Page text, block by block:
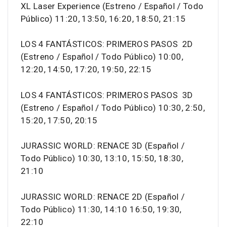
XL Laser Experience (Estreno / Español / Todo
Público) 11:20, 13:50, 16:20, 18:50, 21:15
LOS 4 FANTÁSTICOS: PRIMEROS PASOS 2D
(Estreno / Español / Todo Público) 10:00,
12:20, 14:50, 17:20, 19:50, 22:15
LOS 4 FANTÁSTICOS: PRIMEROS PASOS 3D
(Estreno / Español / Todo Público) 10:30, 2:50,
15:20, 17:50, 20:15
JURASSIC WORLD: RENACE 3D (Español /
Todo Público) 10:30, 13:10, 15:50, 18:30,
21:10
JURASSIC WORLD: RENACE 2D (Español /
Todo Público) 11:30, 14:10 16:50, 19:30,
22:10